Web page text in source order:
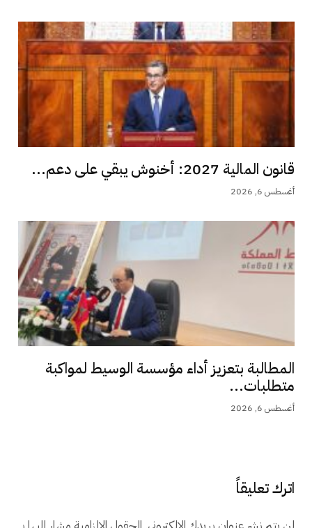
قانون المالية 2027: أخنوش يبقي على دعم...
أغسطس 6, 2026
المطالبة بتعزيز أداء مؤسسة الوسيط لمواكبة
متطلبات...
أغسطس 6, 2026
اترك تعليقاً